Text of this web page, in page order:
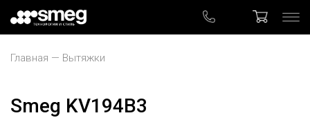
Главная Вытяжки
Smeg KV194B3